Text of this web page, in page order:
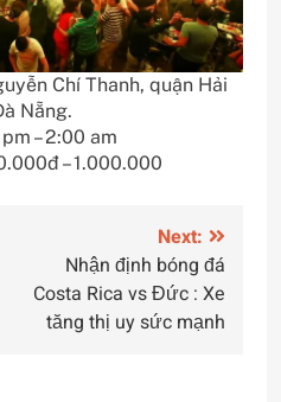
Chí Thanh, quận Hải
Nẵng.
– 2:00 am
– 1.000.000
Next:
Nhận định bóng đá
Costa Rica vs Đức : Xe
tăng thị uy sức mạnh